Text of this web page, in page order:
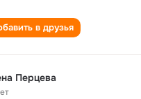
в друзья
Перцева